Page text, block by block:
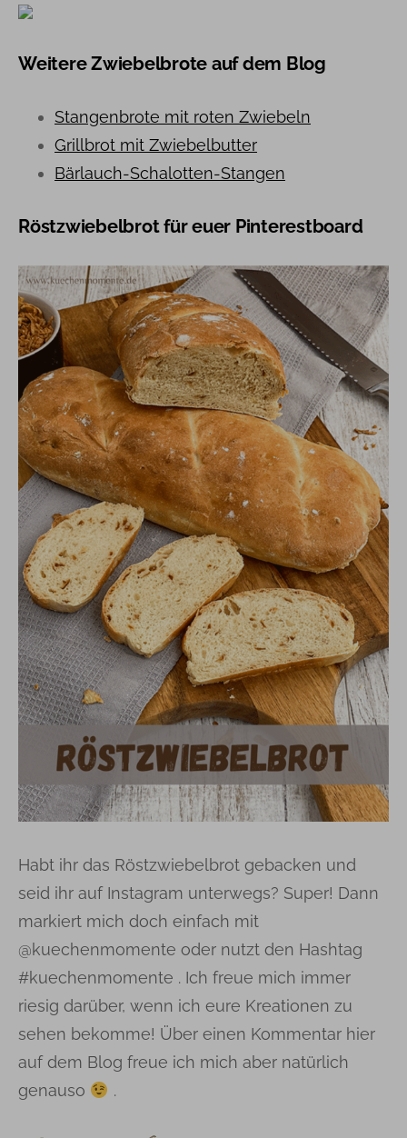
Weitere Zwiebelbrote auf dem Blog
Stangenbrote mit roten Zwiebeln
Grillbrot mit Zwiebelbutter
Bärlauch-Schalotten-Stangen
Röstzwiebelbrot für euer Pinterestboard
Habt ihr das Röstzwiebelbrot gebacken und
seid ihr auf Instagram unterwegs? Super! Dann
markiert mich doch einfach mit
@kuechenmomente oder nutzt den Hashtag
#kuechenmomente . Ich freue mich immer
riesig darüber, wenn ich eure Kreationen zu
sehen bekomme! Über einen Kommentar hier
auf dem Blog freue ich mich aber natürlich
genauso
.